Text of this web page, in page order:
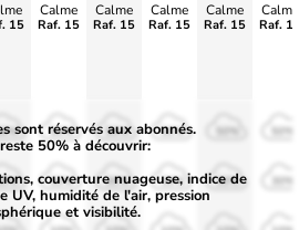
15
Calme
Raf. 15
Calme
Raf. 15
Calme
Raf. 15
Calme
Raf. 15
Calme
Raf.
50%
30%
50%
30%
50%
30% 30% 30%
sont réservés aux abonnés.
50% à découvrir:
couverture nuageuse, indice de
UV, humidité de l'air, pression
et visibilité.